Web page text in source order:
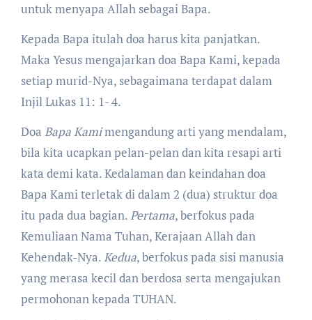
untuk menyapa Allah sebagai Bapa.
Kepada Bapa itulah doa harus kita panjatkan.
Maka Yesus mengajarkan doa Bapa Kami, kepada
setiap murid-Nya, sebagaimana terdapat dalam
Injil Lukas 11: 1- 4.
Doa Bapa Kamimengandung arti yang mendalam,
bila kita ucapkan pelan-pelan dan kita resapi arti
kata demi kata. Kedalaman dan keindahan doa
Bapa Kami terletak di dalam 2 (dua) struktur doa
itu pada dua bagian.Pertama, berfokus pada
Kemuliaan Nama Tuhan, Kerajaan Allah dan
Kehendak-Nya.Kedua, berfokus pada sisi manusia
yang merasa kecil dan berdosa serta mengajukan
permohonan kepada TUHAN.